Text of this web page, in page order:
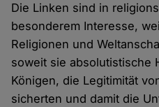
Die Linken sind in
besonderem Interesse,
Religionen und
soweit sie absolutistische
Königen, die Legitimität
sicherten und damit die